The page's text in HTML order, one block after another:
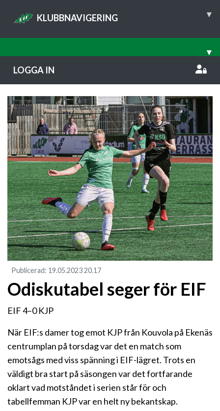
KLUBBNAVIGERING ▾
▾
LOGGA IN
Publicerad: 19.05.202320.17
Odiskutabel seger för EIF
EIF 4–0 KJP
När EIF:s damer tog emot KJP från Kouvola på Ekenäs
centrumplan på torsdag var det en match som
emotsågs med viss spänning i EIF-lägret. Trots en
väldigt bra start på säsongen var det fortfarande
oklart vad motståndet i serien står för och
tabellfemman KJP var en helt ny bekantskap.